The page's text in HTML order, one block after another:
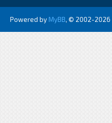
Powered by MyBB, © 2002-2026